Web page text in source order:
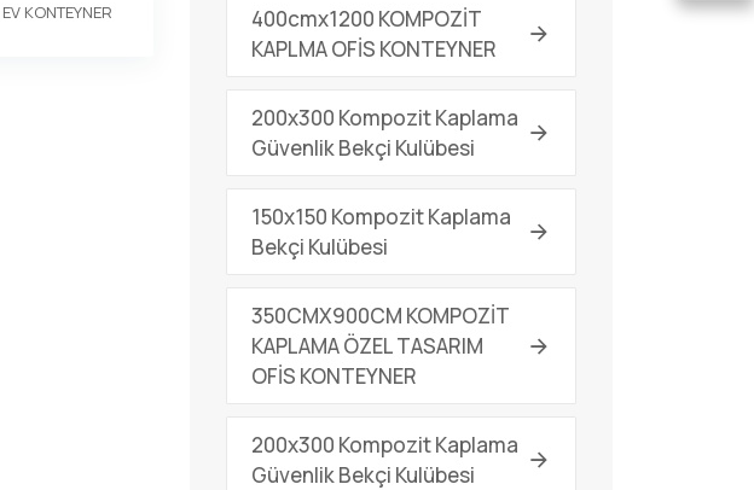
EV KONTEYNER
400cmx1200 KOMPOZİT
KAPLMA OFİS KONTEYNER
200x300 Kompozit Kaplama
Güvenlik Bekçi Kulübesi
150x150 Kompozit Kaplama
Bekçi Kulübesi
350CMX900CM KOMPOZİT
KAPLAMA ÖZEL TASARIM
OFİS KONTEYNER
200x300 Kompozit Kaplama
Güvenlik Bekçi Kulübesi